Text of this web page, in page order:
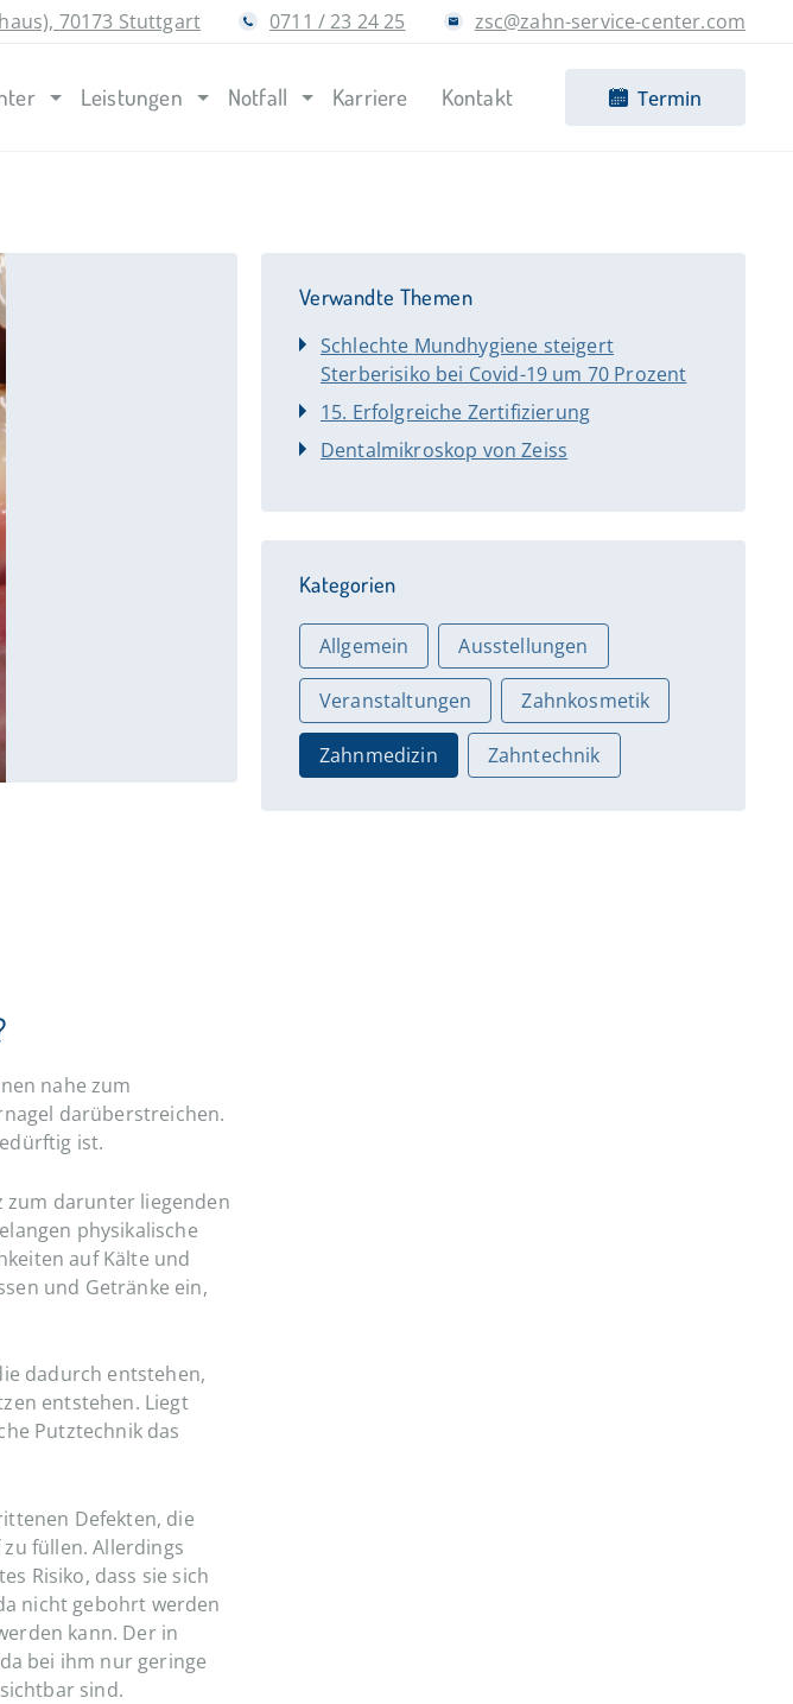
70173 Stuttgart 0711 / 23 24 25 zsc@zahn-service-center.com
Leistungen Notfall Karriere Kontakt Termin
nahe zum
darüberstreichen.
ist.
zum darunter liegenden
physikalische
auf Kälte und
und Getränke ein,
dadurch entstehen,
entstehen. Liegt
Putztechnik das
Defekten, die
füllen. Allerdings
Risiko, dass sie sich
nicht gebohrt werden
kann. Der in
bei ihm nur geringe
sind.
Verwandte Themen
Schlechte Mundhygiene steigert
Sterberisiko bei Covid-19 um 70 Prozent
15. Erfolgreiche Zertifizierung
Dentalmikroskop von Zeiss
Kategorien
Allgemein Ausstellungen
Veranstaltungen Zahnkosmetik
Zahnmedizin Zahntechnik